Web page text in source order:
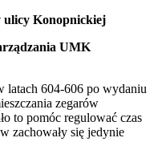
ulicy Konopnickiej
UMK
latach 604-606 po wydaniu
zegarów
to pomóc regulować czas
zachowały się jedynie